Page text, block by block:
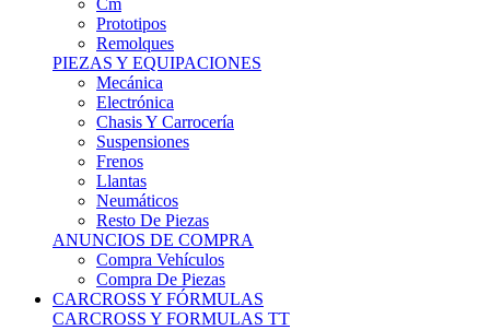
Remolques
PIEZAS Y EQUIPACIONES
Mecánica
Electrónica
Chasis Y Carrocería
Suspensiones
Frenos
Llantas
Neumáticos
Resto De Piezas
ANUNCIOS DE COMPRA
Compra Vehículos
Compra De Piezas
CARCROSS Y FÓRMULAS
CARCROSS Y FORMULAS TT
Carcross